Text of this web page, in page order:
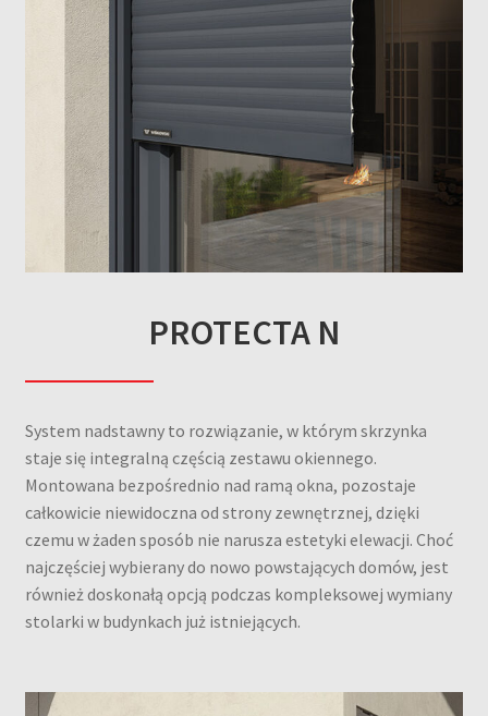
PROTECTA N
System nadstawny to rozwiązanie, w którym skrzynka
staje się integralną częścią zestawu okiennego.
Montowana bezpośrednio nad ramą okna, pozostaje
całkowicie niewidoczna od strony zewnętrznej, dzięki
czemu w żaden sposób nie narusza estetyki elewacji. Choć
najczęściej wybierany do nowo powstających domów, jest
również doskonałą opcją podczas kompleksowej wymiany
stolarki w budynkach już istniejących.